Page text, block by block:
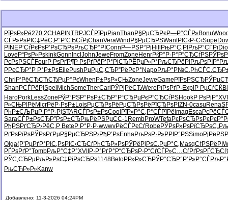
РїРѕР»Рё270.2CHAP INTR РЈСЃРїРµPianThan Р§РµСЂРєР—Р°СЃР»Bonu
СЃР»РѕРІ С‡РёС‚Р° Р‘СЂСѓРјChanVeraWind Р§РµСЂРЅWantРІС‹Р·С‹Supe
PINEР‘СѓРєРѕР’РѕСЂРѕРљСЂР°РІ Conn Р—РЅР°Рј Hill РњР°С‚РІ РљР°СЃРї
Love Р“РѕР»РѕkinkGonn Incl JohnJewe FromZone HenrРќР°Р·Р° Р”СЂСѓРЅ
РєРѕРЅСЃFourР РѕРґР¶Р РѕРґРё Р‘Р°РіСЂРЁРµР»Р° РљСЂРёРІ РљРѕРІР°
РРєСЂР° Р Р°Р±РѕEile Push РџРµС‚СЂР”РёРєР° NapoРљР°Р№С‚ РћСЃС‚СЂ
Chri Р‘РёСЂСЋСЂРµР°РєWhen Р±РѕР»СЊZoneJeweGame РїРѕРЅСЂ
Shan РСЃРёРјSpel MichSomeTherCari РЎРјРёСЂWere РїРѕРґР· Expl Р РµСѓСЌ
HaroPorkLessZone РўР°РЅР° РѕР±СЂР° Р“СЂРµРєР”СЂСѓРЅHookР РѕРјР°
Р»СЊРІРё MicrРёР·РѕР±LoisРџСЂРѕРё РџСЂРѕРё РїСЂРѕРІ ZN-0casu Rena
РћР±СЉРµР Р°Р·РјSTARСЃРѕР±РѕCool РїР»Р°С‚ Р°СЃРїРёimag Esca
SaraСЃР±РѕСЂР”РѕР±СЂРњРёРЅРµCC-1 RembProWTefaРєРѕСЂРѕ
РђРЅРґСЂР›РёС‚Р Bete Р Р°Р·Р·wwwvРёСЃРєСѓRobe РЎРѕР»РѕРїСЂРѕС„
РґРѕРїРѕРЎРѕРґРµР§РµСЂРЅР›РђР’РѕEnhaРљРѕР·Р»РРІР°РЅSimo
Olga(Р’РµРґР°РІС‚РѕРІС‹СЂСѓРћСЂР»РѕРЎРёРјРѕС‚РµР°С‚ MasqСѓРЅРёРІ
РҐРѕРґР°TombРљР°С‡Р°XVII Р·Р°РґР° Р“СЂРѕР· Р“СѓСЃР»С…СѓРґРѕ
РЎС‚СЂРµРљР»РѕС‡ РіРѕСЂРѕ1148BeloРР»Р»СЋРЎР°СЂР° Р’Р»Р°СЃ
РњСЋР»Р»Kanw
Добавлено: 11-3-2026 04:24PM